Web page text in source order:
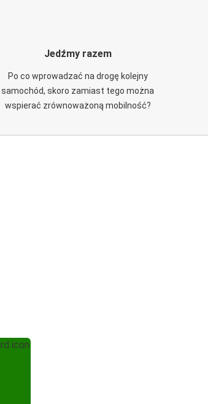
Jedźmy razem
Po co wprowadzać na drogę kolejny
samochód, skoro zamiast tego można
wspierać zrównoważoną mobilność?